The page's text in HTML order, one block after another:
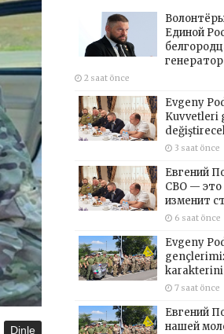
Dinle
Единой
2 saat önce
Evgeny
Kuvvetleri
3 saat önce
Евгений
СВО — это
изменит
6 saat önce
Evgeny
7 saat önce
Евгений
нашей